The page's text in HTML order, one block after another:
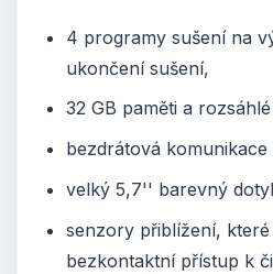
4 programy sušení na
ukončení sušení,
32 GB paměti a
bezdrátová komunikace
velký 5,7'' barevný
senzory přiblížení,
bezkontaktní přístup k